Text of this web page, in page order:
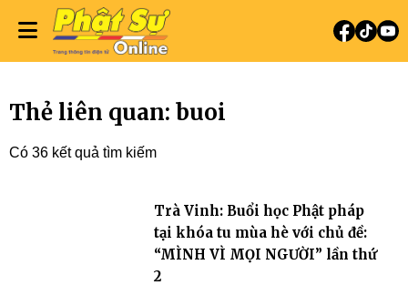
Thẻ liên quan: buoi
Có 36 kết quả tìm kiếm
Trà Vinh: Buổi học Phật pháp
tại khóa tu mùa hè với chủ đề:
“MÌNH VÌ MỌI NGƯỜI” lần thứ
2